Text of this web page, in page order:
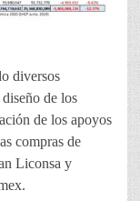
diversos
de los
de los apoyos
compras de
Liconsa y